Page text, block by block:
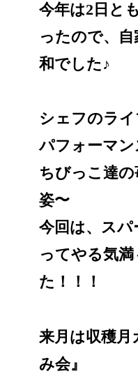
今年は2日と
ったので、
和でした♪
シェフのラ
パフォーマン
ちびっこ達
姿〜
今回は、ス
ってやる気
た！！！
来月は収穫月
み会』